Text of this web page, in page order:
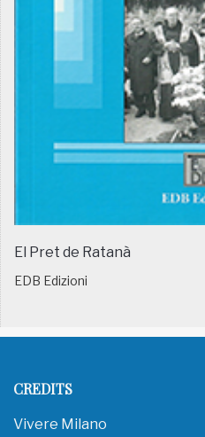
El Pret de Ratanà
EDB Edizioni
CREDITS
Vivere Milano